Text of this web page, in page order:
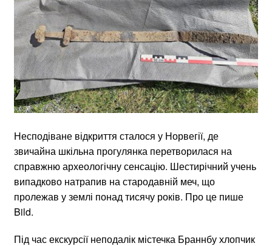
Несподіване відкриття сталося у Норвегії, де
звичайна шкільна прогулянка перетворилася на
справжню археологічну сенсацію. Шестирічний учень
випадково натрапив на стародавній меч, що
пролежав у землі понад тисячу років. Про це пише
Bild.
Під час екскурсії неподалік містечка Браннбу хлопчик